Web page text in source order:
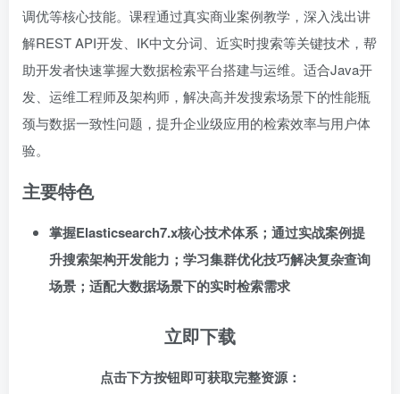
调优等核心技能。课程通过真实商业案例教学，深入浅出讲
解REST API开发、IK中文分词、近实时搜索等关键技术，帮
助开发者快速掌握大数据检索平台搭建与运维。适合Java开
发、运维工程师及架构师，解决高并发搜索场景下的性能瓶
颈与数据一致性问题，提升企业级应用的检索效率与用户体
验。
主要特色
掌握Elasticsearch7.x核心技术体系；通过实战案例提
升搜索架构开发能力；学习集群优化技巧解决复杂查询
场景；适配大数据场景下的实时检索需求
立即下载
点击下方按钮即可获取完整资源：